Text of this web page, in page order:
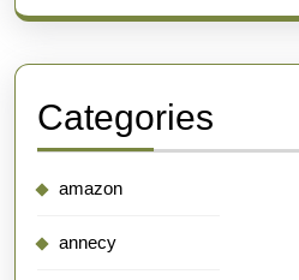
Categories
amazon
annecy